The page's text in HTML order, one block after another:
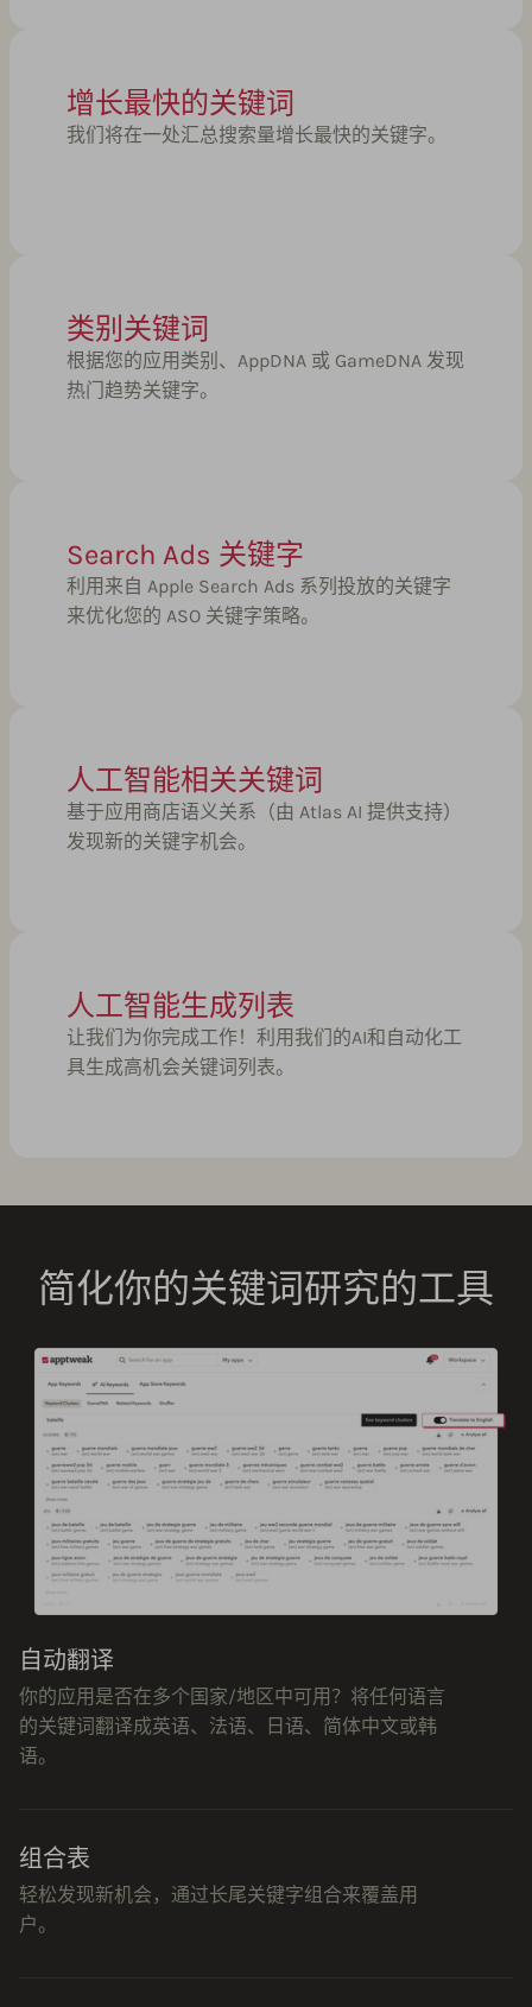
增长最快的关键词
我们将在一处汇总搜索量增长最快的关键字。
类别关键词
根据您的应用类别、AppDNA 或 GameDNA 发现
热门趋势关键字。
Search Ads 关键字
利用来自 Apple Search Ads 系列投放的关键字
来优化您的 ASO 关键字策略。
人工智能相关关键词
基于应用商店语义关系（由 Atlas AI 提供支持）
发现新的关键字机会。
人工智能生成列表
让我们为你完成工作！利用我们的AI和自动化工
具生成高机会关键词列表。
简化你的关键词研究的工具
自动翻译
你的应用是否在多个国家/地区中可用？将任何语言
的关键词翻译成英语、法语、日语、简体中文或韩
语。
组合表
轻松发现新机会，通过长尾关键字组合来覆盖用
户。